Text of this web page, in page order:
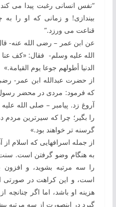
“نفس انسانی رغبت پيدا می
بيندازی! و زمانی ‏که او را
قناعت می ‏ورزد.”
عن ابن عمر – رضی الله عنه-
الله علیه وسلم- فقال: «كف
الدنيا أطولهم جوعا يوم القيامة.»
از حضرت عبدالله ابن عمر-
که فرمود: مردی در محضر
آروغ زد. پیامبر – صلی الله
را بگیر؛ چرا که سیرترین مردم
گرسنه ‏‏تر خواهند بود.»
از جمله اسراف‏هایی ‏که اسلام
به ‏هنگام وضو گرفتن است.
را سه مرتبه بشوید، و
است، و این کراهت در صورتی
هزینه او باشد، اما اگر
‏گیرد در این‏صورت از سه مرتبه